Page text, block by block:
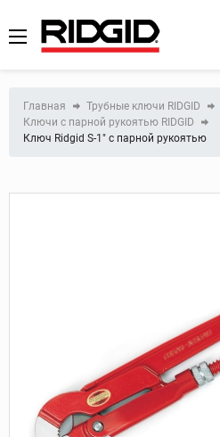
Главная
Трубные ключи RIDGID
Ключи с парной рукоятью RIDGID
Ключ Ridgid S-1" с парной рукоятью